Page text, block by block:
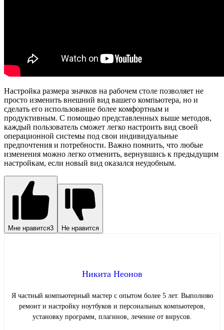
Настройка размера значков на рабочем столе позволяет не
просто изменить внешний вид вашего компьютера, но и
сделать его использование более комфортным и
продуктивным. С помощью представленных выше методов,
каждый пользователь сможет легко настроить вид своей
операционной системы под свои индивидуальные
предпочтения и потребности. Важно помнить, что любые
изменения можно легко отменить, вернувшись к предыдущим
настройкам, если новый вид оказался неудобным.
Мне нравится3 Не нравится
Никита Неонов
Я частный компьютерный мастер с опытом более 5 лет. Выполняю
ремонт и настройку ноутбуков и персональных компьютеров,
установку программ, плагинов, лечение от вирусов.